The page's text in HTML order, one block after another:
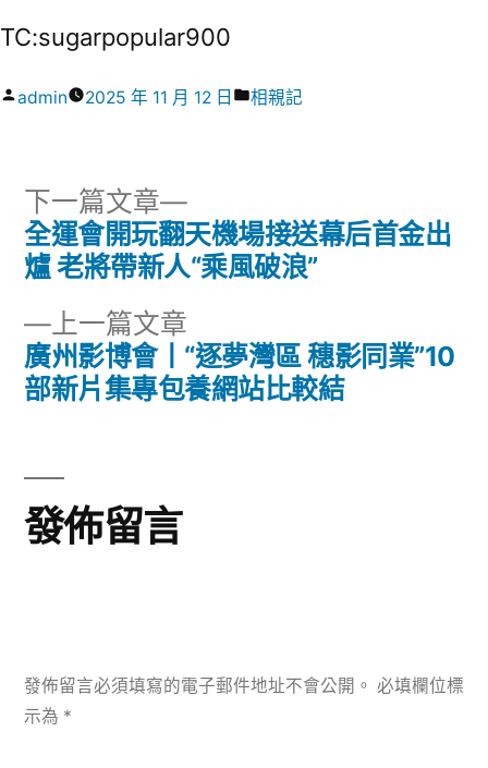
TC:sugarpopular900
作
admin 2025 年 11 月 12 日
分
相親記
文
導
覽
上一篇文章
一
篇
廣州影博會丨“逐夢灣區 穗影同業”10
部新片集專包養網站比較結
下一篇文章
下
一
篇
全運會開玩翻天機場接送幕后首金出
爐 老將帶新人“乘風破浪”
發佈留言
發佈留言必須填寫的電子郵件地址不會公開。 必填欄位標
示為 *